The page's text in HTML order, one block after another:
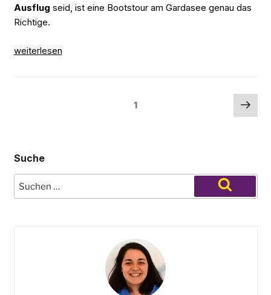
Ausflug seid, ist eine Bootstour am Gardasee genau das
Richtige.
„Romantische
weiterlesen
Seite1
Suche
Suche
nach:
Suchen